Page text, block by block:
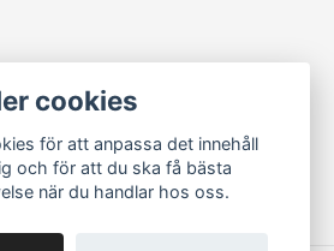
cookies
för att anpassa det innehåll
och för att du ska få bästa
när du handlar hos oss.